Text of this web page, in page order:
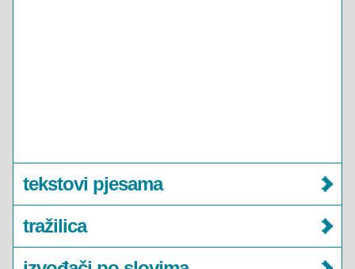
tekstovi pjesama
tražilica